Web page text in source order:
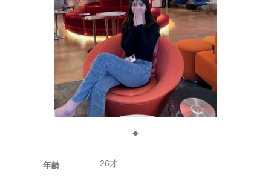
◆
年齢 26才